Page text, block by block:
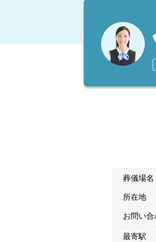
葬儀場名
所在地
お問い
最寄駅